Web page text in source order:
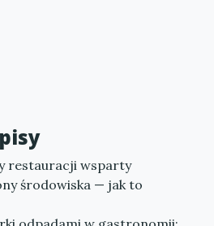
restauracji wsparty
środowiska — jak to